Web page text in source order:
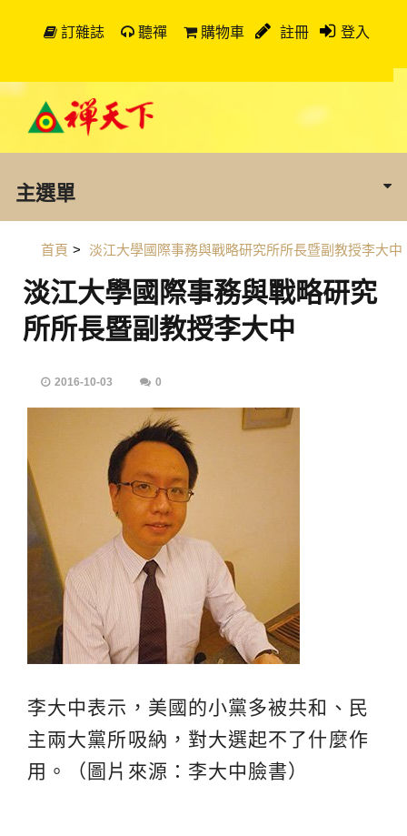
訂雜誌 聽禪 購物車 註冊 登入
主選單
首頁 > 淡江大學國際事務與戰略研究所所長暨副教授李大中
淡江大學國際事務與戰略研究
所所長暨副教授李大中
2016-10-03 0
李大中表示，美國的小黨多被共和、民
主兩大黨所吸納，對大選起不了什麼作
用。（圖片來源：李大中臉書）